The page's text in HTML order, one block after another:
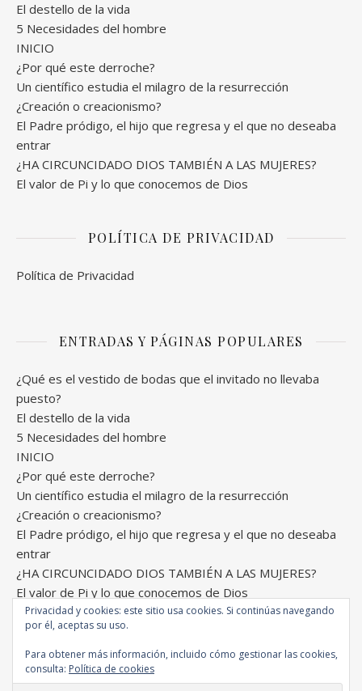
El destello de la vida
5 Necesidades del hombre
INICIO
¿Por qué este derroche?
Un científico estudia el milagro de la resurrección
¿Creación o creacionismo?
El Padre pródigo, el hijo que regresa y el que no deseaba
entrar
¿HA CIRCUNCIDADO DIOS TAMBIÉN A LAS MUJERES?
El valor de Pi y lo que conocemos de Dios
POLÍTICA DE PRIVACIDAD
Política de Privacidad
ENTRADAS Y PÁGINAS POPULARES
¿Qué es el vestido de bodas que el invitado no llevaba
puesto?
El destello de la vida
5 Necesidades del hombre
INICIO
¿Por qué este derroche?
Un científico estudia el milagro de la resurrección
¿Creación o creacionismo?
El Padre pródigo, el hijo que regresa y el que no deseaba
entrar
¿HA CIRCUNCIDADO DIOS TAMBIÉN A LAS MUJERES?
El valor de Pi y lo que conocemos de Dios
Comunión Internacional de la Gracia © Todos los derechos
reservados 2026
Privacidad y cookies: este sitio usa cookies. Si continúas navegando
por él, aceptas su uso.
Para obtener más información, incluido cómo gestionar las cookies,
consulta: Política de cookies